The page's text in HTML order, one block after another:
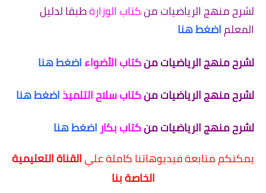
لشرح منهج الرياضيات منكتاب الوزارةطبقا لدليل
المعلماضغط هنا
لشرح منهج الرياضيات منكتاب الأضواءاضغط هنا
لشرح منهج الرياضيات منكتاب سلاح التلميذاضغط هنا
لشرح منهج الرياضيات منكتاب بكاراضغط هنا
يمكنكم متابعة فيديوهاتنا كاملة عليالقناة التعليمية
الخاصة بنا